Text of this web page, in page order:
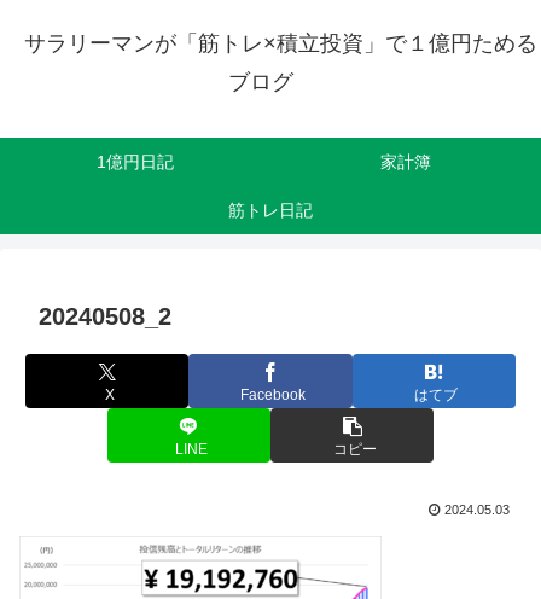
サラリーマンが「筋トレ×積立投資」で１億円ためる
ブログ
1億円日記 家計簿
筋トレ日記
20240508_2
X Facebook はてブ
LINE コピー
2024.05.03